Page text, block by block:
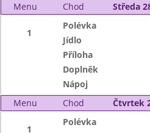
Menu
Chod Středa
1
Polévka
Jídlo
Příloha
Doplněk
Nápoj
Menu
Chod Čtvrtek
1
Polévka